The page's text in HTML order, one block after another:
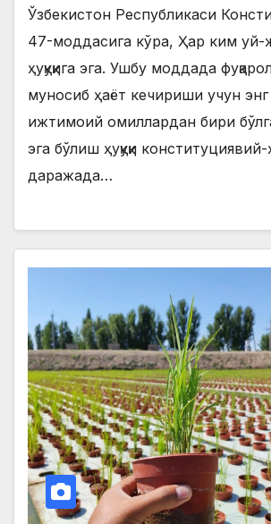
Ўзбекистон Республикаси
47-моддасига кўра, Ҳар ким
ҳуқуқига эга. Ушбу моддада
муносиб ҳаёт кечириши учун энг
ижтимоий омиллардан бири
эга бўлиш ҳуқуқи конституциявий-
даражада…